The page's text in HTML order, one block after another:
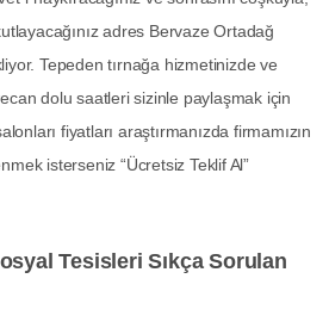
adres Bervaze Ortadağ
Tepeden tırnağa hizmetinizde ve
dolu saatleri sizinle paylaşmak için
fiyatları araştırmanızda firmamızın
isterseniz “Ücretsiz Teklif Al”
Tesisleri Sıkça Sorulan